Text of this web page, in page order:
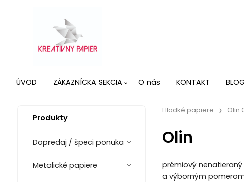
ÚVOD ZÁKAZNÍCKA SEKCIA O nás KONTAKT BLOG
Produkty
Dopredaj / špeci ponuka
Metalické papiere
Hladké papiere Olin
Olin
prémiový
a výborným